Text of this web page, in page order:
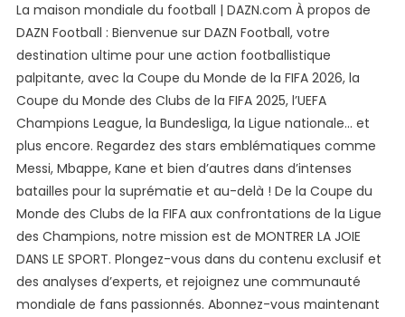
Messi
Partage
Un
Message
Sincère
À
L’Argentine
Après
Une
Historique
Sur
La
Scène
De
La maison mondiale du football | DAZN.com À propos de
DAZN Football : Bienvenue sur DAZN Football, votre
destination ultime pour une action footballistique
palpitante, avec la Coupe du Monde de la FIFA 2026, la
Coupe du Monde des Clubs de la FIFA 2025, l’UEFA
Champions League, la Bundesliga, la Ligue nationale… et
plus encore. Regardez des stars emblématiques comme
Messi, Mbappe, Kane et bien d’autres dans d’intenses
batailles pour la suprématie et au-delà ! De la Coupe du
Monde des Clubs de la FIFA aux confrontations de la Ligue
des Champions, notre mission est de MONTRER LA JOIE
DANS LE SPORT. Plongez-vous dans du contenu exclusif et
des analyses d’experts, et rejoignez une communauté
mondiale de fans passionnés. Abonnez-vous maintenant